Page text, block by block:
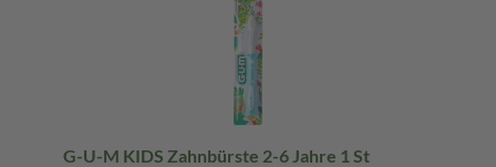
G-U-M KIDS Zahnbürste 2-6 Jahre 1 St